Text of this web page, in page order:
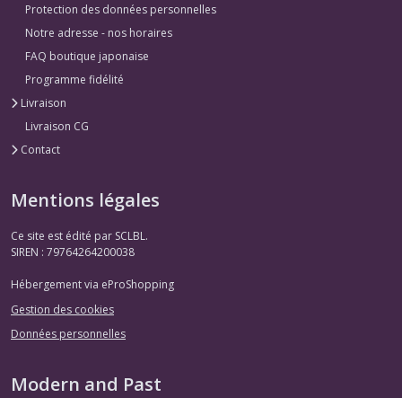
Protection des données personnelles
Notre adresse - nos horaires
FAQ boutique japonaise
Programme fidélité
Livraison
Livraison CG
Contact
Mentions légales
Ce site est édité par SCLBL.
SIREN : 79764264200038
Hébergement via eProShopping
Gestion des cookies
Données personnelles
Modern and Past